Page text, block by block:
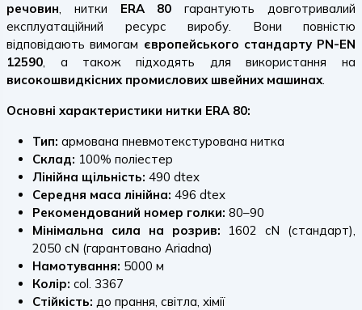
речовин, нитки ERA 80 гарантують довготривалий
експлуатаційний ресурс виробу. Вони повністю
відповідають вимогам європейського стандарту PN-EN
12590, а також підходять для використання на
високошвидкісних промислових швейних машинах.
Основні характеристики нитки ERA 80:
Тип: армована пневмотекстурована нитка
Склад: 100% поліестер
Лінійна щільність: 490 dtex
Середня маса лінійна: 496 dtex
Рекомендований номер голки: 80–90
Мінімальна сила на розрив: 1602 cN (стандарт),
2050 cN (гарантовано Ariadna)
Намотування: 5000 м
Колір: col. 3367
Стійкість: до прання, світла, хімії